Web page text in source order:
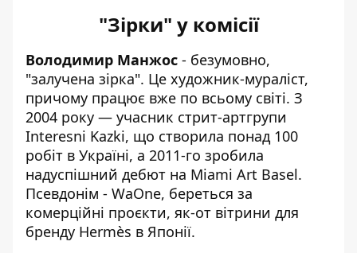
"Зірки" у комісії
Володимир Манжос - безумовно,
"залучена зірка". Це художник-мураліст,
причому працює вже по всьому світі. З
2004 року — учасник стрит-артгрупи
Interesni Kazki, що створила понад 100
робіт в Україні, а 2011-го зробила
надуспішний дебют на Miami Art Basel.
Псевдонім - WaOne, береться за
комерційні проєкти, як-от вітрини для
бренду Hermès в Японії.